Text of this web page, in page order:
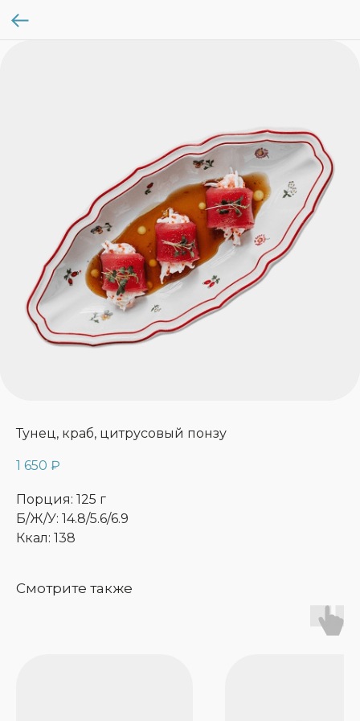
Тунец, краб, цитрусовый понзу
1 650 ₽
Порция: 125 г
Б/Ж/У: 14.8/5.6/6.9
Ккал: 138
Смотрите также